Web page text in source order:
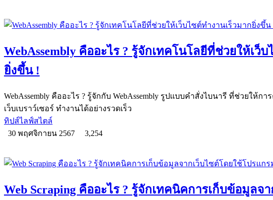
WebAssembly คืออะไร ? รู้จักเทคโนโลยีที่ช่วยให้เว็
ยิ่งขึ้น !
WebAssembly คืออะไร ? รู้จักกับ WebAssembly รูปแบบคำสั่งไบนารี ที่ช่วยให้ก
เว็บเบราว์เซอร์ ทำงานได้อย่างรวดเร็ว
ทิปส์ไลฟ์สไตล์
30 พฤศจิกายน 2567
3,254
Web Scraping คืออะไร ? รู้จักเทคนิคการเก็บข้อมูลจ